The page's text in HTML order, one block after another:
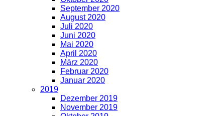
September 2020
August 2020
Juli 2020
Juni 2020
Mai 2020
April 2020
März 2020
Februar 2020
Januar 2020
2019
Dezember 2019
November 2019